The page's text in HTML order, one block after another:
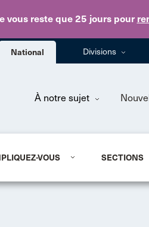
vous reste que 25 jourspour
National Divisions
À notre sujet
VOUS SECTIONS